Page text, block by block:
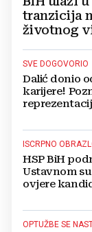
tranzicija
životnog
SVE DOGOVORIO
Dalić donio
karijere!
ISCRPNO
HSP BiH
Ustavnom
ovjere
OPTUŽBE SE